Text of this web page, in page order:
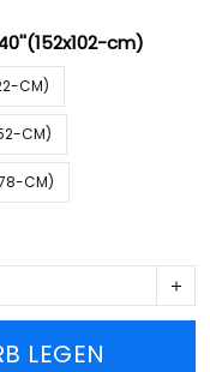
cm)
CM)
CM)
CM)
LEGEN